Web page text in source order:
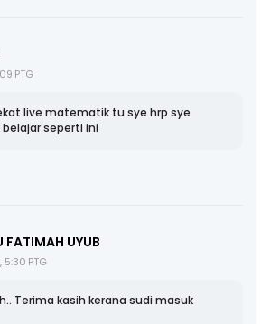
PTG
live matematik tu sye hrp sye
seperti ini
FATIMAH UYUB
PTG
Terima kasih kerana sudi masuk